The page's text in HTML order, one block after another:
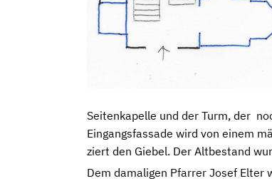
Seitenkapelle und der Turm, der
Eingangsfassade wird von einem
ziert den Giebel. Der Altbestand
Dem damaligen Pfarrer Josef Elter